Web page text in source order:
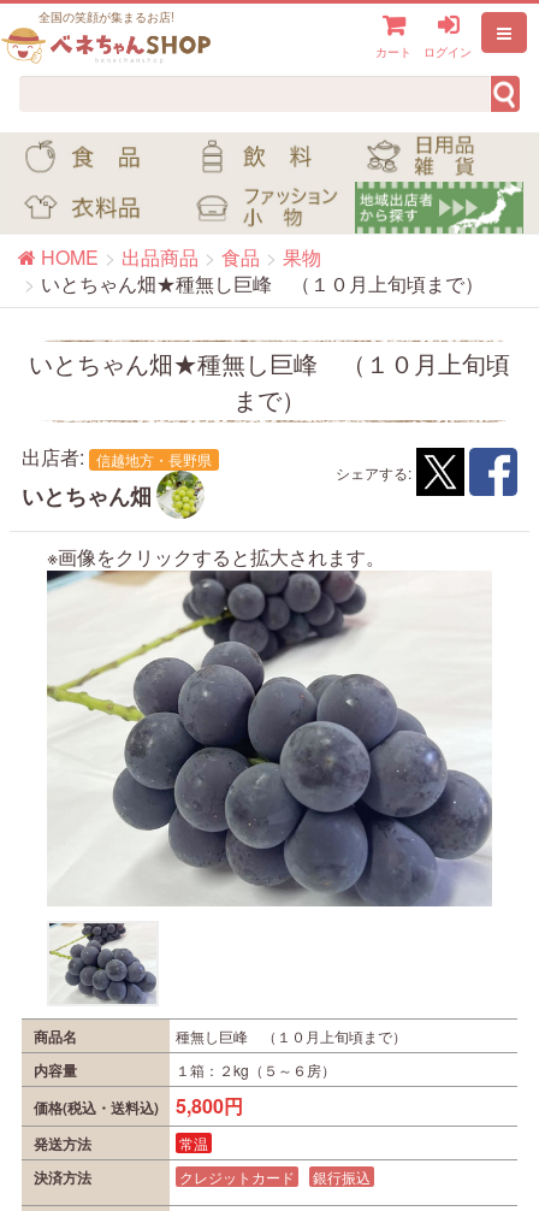
全国の笑顔が集まるお店!
カート ログイン
HOME 出品商品 食品
果物
いとちゃん畑★種無し巨峰 （１０月上旬頃まで）
いとちゃん畑★種無し巨峰 （１０月上旬頃
まで）
シェアする:
出店者: 信越地方・長野県
いとちゃん畑
※画像をクリックすると拡大されます。
商品名 種無し巨峰 （１０月上旬頃まで）
内容量 １箱：２kg（５～６房）
価格(税込・送料込) 5,800円
発送方法 常温
決済方法 クレジットカード 銀行振込